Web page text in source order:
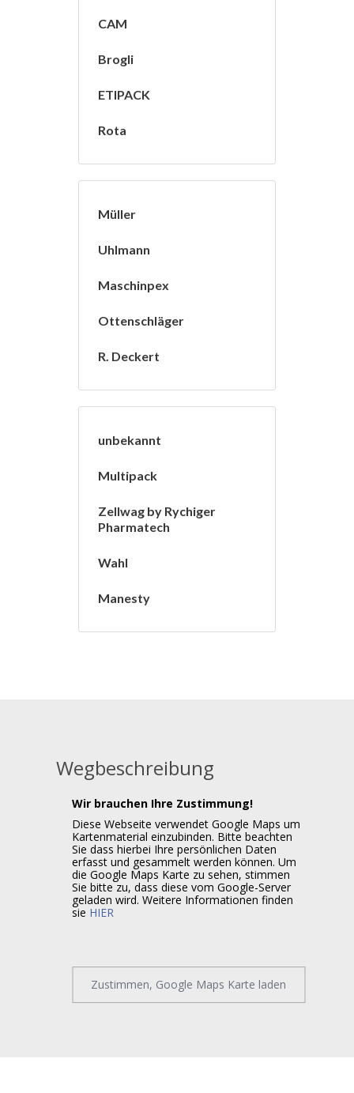
CAM
Brogli
ETIPACK
Rota
Müller
Uhlmann
Maschinpex
Ottenschläger
R. Deckert
unbekannt
Multipack
Zellwag by Rychiger
Pharmatech
Wahl
Manesty
Wegbeschreibung
Wir brauchen Ihre Zustimmung!
Diese Webseite verwendet Google Maps um
Kartenmaterial einzubinden. Bitte beachten
Sie dass hierbei Ihre persönlichen Daten
erfasst und gesammelt werden können. Um
die Google Maps Karte zu sehen, stimmen
Sie bitte zu, dass diese vom Google-Server
geladen wird. Weitere Informationen finden
sie HIER
Zustimmen, Google Maps Karte laden